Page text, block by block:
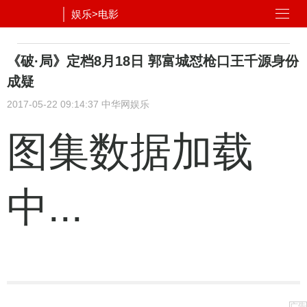
娱乐>电影
《破·局》定档8月18日 郭富城怼枪口王千源身份
成疑
2017-05-22 09:14:37 中华网娱乐
图集数据加载
中...